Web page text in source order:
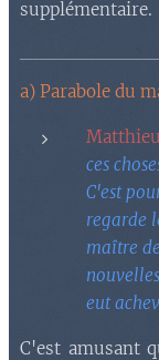
supplémentaire.
a) Parabole du
ces
C'est
regarde
maître
eut
C'est amusant